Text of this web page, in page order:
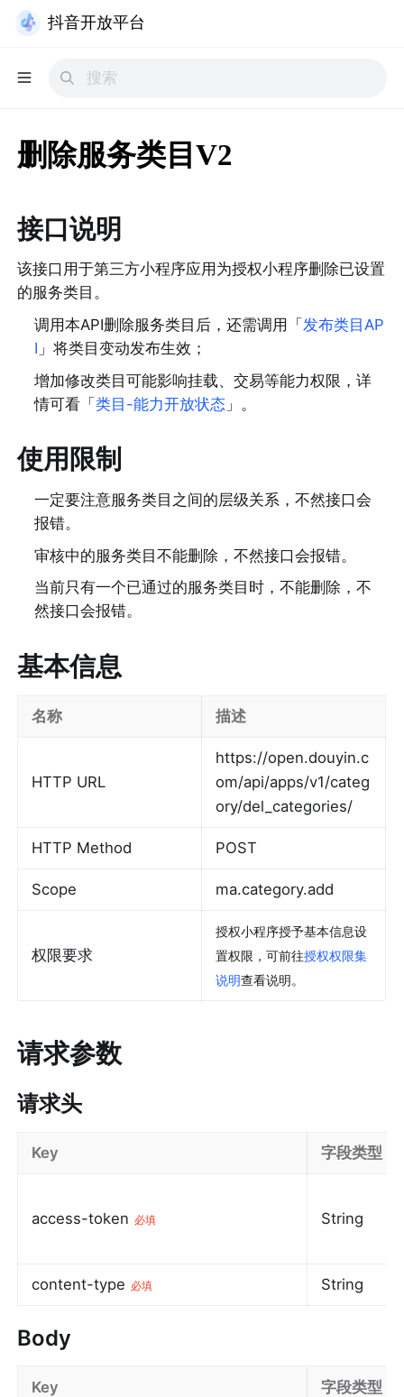
抖音开放平台
删除服务类目V2
接口说明
该接口用于第三方小程序应用为授权小程序删除已设置
的服务类目。
调用本API删除服务类目后，还需调用「发布类目AP
I 」将类目变动发布生效；
增加修改类目可能影响挂载、交易等能力权限，详
情可看「类目-能力开放状态 」。
使用限制
一定要注意服务类目之间的层级关系，不然接口会
报错。
审核中的服务类目不能删除，不然接口会报错。
当前只有一个已通过的服务类目时，不能删除，不
然接口会报错。
基本信息
名称 描述
HTTP URL
https://open.douyin.c
om/api/apps/v1/categ
ory/del_categories/
HTTP Method POST
Scope ma.category.add
权限要求
授权小程序授予基本信息设
置权限，可前往授权权限集
说明查看说明。
请求参数
请求头
Key 字段类型
access-token 必填 String
content-type 必填 String
Body
Key 字段类型